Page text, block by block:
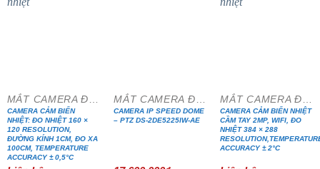
CAMERA CẢM BIẾN
NHIỆT: ĐO NHIỆT 160 ×
120 RESOLUTION,
ĐƯỜNG KÍNH 1CM, ĐO XA
100CM, TEMPERATURE
ACCURACY ± 0,5°C
CAMERA IP SPEED DOME
– PTZ DS-2DE5225IW-AE
CAMERA CẢM BIẾN NHIỆT
CẦM TAY 2MP, WIFI, ĐO
NHIỆT 384 × 288
ACCURACY ± 2°C